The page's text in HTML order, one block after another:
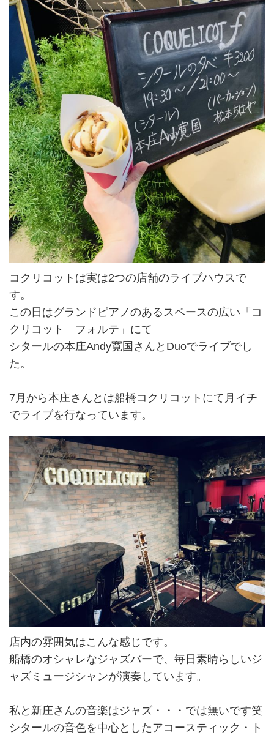
コクリコットは実は2つの店舗のライブハウスで
す。
この日はグランドピアノのあるスペースの広い「コ
クリコット フォルテ」にて
シタールの本庄Andy寛国さんとDuoでライブでし
た。
7月から本庄さんとは船橋コクリコットにて月イチ
でライブを行なっています。
店内の雰囲気はこんな感じです。
船橋のオシャレなジャズバーで、毎日素晴らしいジ
ャズミュージシャンが演奏しています。
私と新庄さんの音楽はジャズ・・・では無いです笑
シタールの音色を中心としたアコースティック・ト